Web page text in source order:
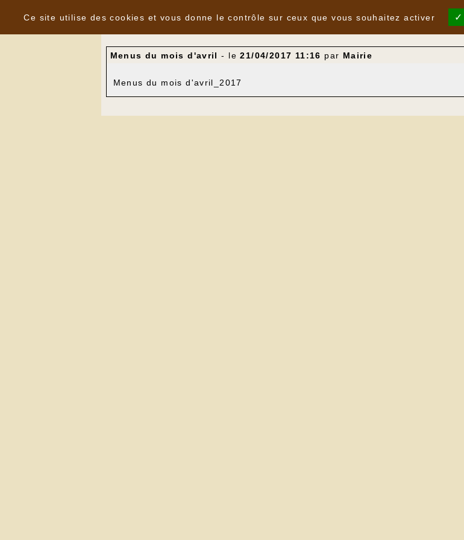
Nouvelles
Menus du mois d'avril - le21/04/2017 11:16 par Mairie
Menus du mois d'avril_2017
Ce site utilise des cookies et vous donne le contrôle sur ceux que vous souhaitez activer